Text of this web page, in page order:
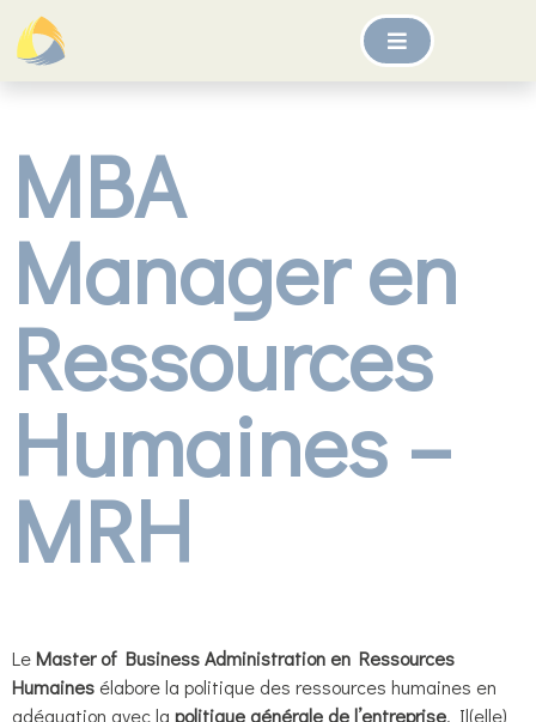
MBA
Manager en
Ressources
Humaines –
MRH
LeMaster of Business Administration en Ressources
Humaines élabore la politique des ressources humaines en
adéquation avec la politique générale de l’entreprise. Il(elle)